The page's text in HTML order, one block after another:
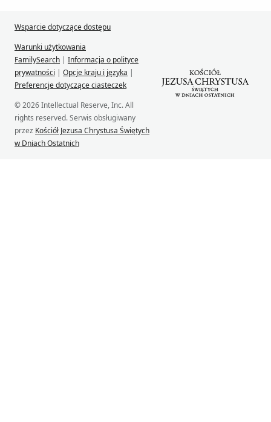
Wsparcie dotyczące dostępu
Warunki użytkowania
FamilySearch | Informacja o polityce
prywatności | Opcje kraju i języka |
Preferencje dotyczące ciasteczek
© 2026 Intellectual Reserve, Inc. All
rights reserved. Serwis obsługiwany
przez Kościół Jezusa Chrystusa Świętych
w Dniach Ostatnich